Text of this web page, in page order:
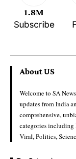
1.8M
Subscribe
About US
Welcome to SA
updates from India
comprehensive,
categories including
Viral, Politics,